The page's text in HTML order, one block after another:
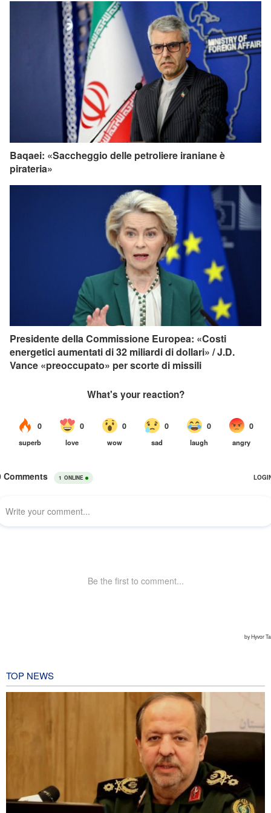
Baqaei: «Saccheggio delle petroliere iraniane è
pirateria»
Presidente della Commissione Europea: «Costi
energetici aumentati di 32 miliardi di dollari» / J.D.
Vance «preoccupato» per scorte di missili
TOP NEWS